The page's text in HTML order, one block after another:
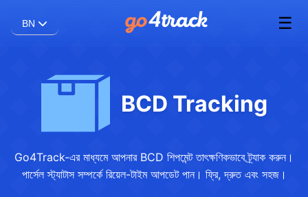
BN ☰
BCD Tracking
Go4Track-এর মাধ্যমে আপনার BCD শিপমেন্ট তাৎক্ষণিকভাবে ট্র্যাক করুন।
পার্সেল স্ট্যাটাস সম্পর্কে রিয়েল-টাইম আপডেট পান। ফ্রি, দ্রুত এবং সহজ।